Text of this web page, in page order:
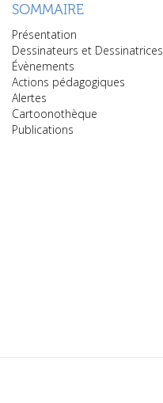
SOMMAIRE
Présentation
Dessinateurs et Dessinatrices
Évènements
Actions pédagogiques
Alertes
Cartoonothèque
Publications